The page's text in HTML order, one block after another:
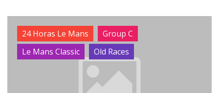
24 Horas Le Mans
Group C
Le Mans Classic
Old Races